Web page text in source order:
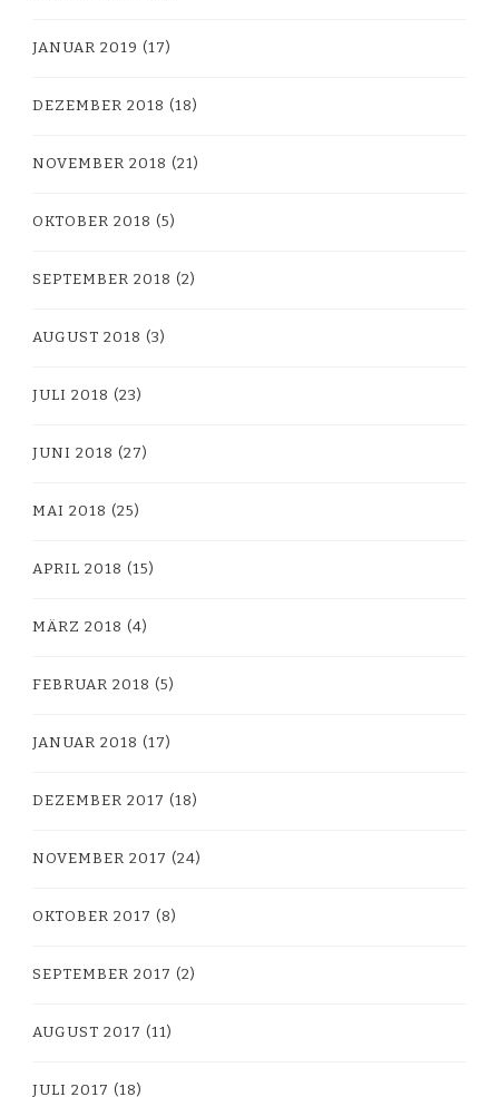
JANUAR 2019 (17)
DEZEMBER 2018 (18)
NOVEMBER 2018 (21)
OKTOBER 2018 (5)
SEPTEMBER 2018 (2)
AUGUST 2018 (3)
JULI 2018 (23)
JUNI 2018 (27)
MAI 2018 (25)
APRIL 2018 (15)
MÄRZ 2018 (4)
FEBRUAR 2018 (5)
JANUAR 2018 (17)
DEZEMBER 2017 (18)
NOVEMBER 2017 (24)
OKTOBER 2017 (8)
SEPTEMBER 2017 (2)
AUGUST 2017 (11)
JULI 2017 (18)